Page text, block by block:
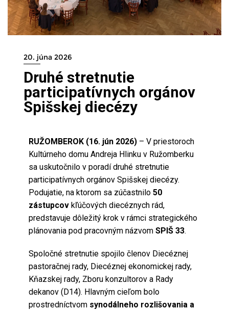
20. júna 2026
Druhé stretnutie
participatívnych orgánov
Spišskej diecézy
RUŽOMBEROK (16. jún 2026) – V priestoroch
Kultúrneho domu Andreja Hlinku v Ružomberku
sa uskutočnilo v poradí druhé stretnutie
participatívnych orgánov Spišskej diecézy.
Podujatie, na ktorom sa zúčastnilo 50
zástupcov kľúčových diecéznych rád,
predstavuje dôležitý krok v rámci strategického
plánovania pod pracovným názvom SPIŠ 33.
Spoločné stretnutie spojilo členov Diecéznej
pastoračnej rady, Diecéznej ekonomickej rady,
Kňazskej rady, Zboru konzultorov a Rady
dekanov (D14). Hlavným cieľom bolo
prostredníctvom synodálneho rozlišovania a